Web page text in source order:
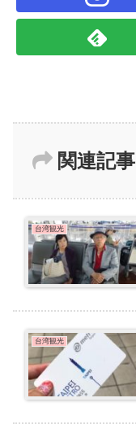
関連記事
台湾観光
台湾観光